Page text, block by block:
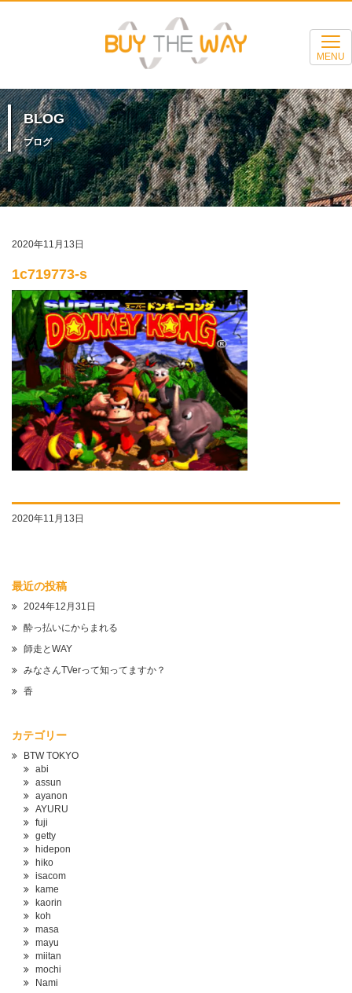
MENU
BLOG
ブログ
2020年11月13日
1c719773-s
2020年11月13日
最近の投稿
2024年12月31日
酔っ払いにからまれる
師走とWAY
みなさんTVerって知ってますか？
香
カテゴリー
BTW TOKYO
abi
assun
ayanon
AYURU
fuji
getty
hidepon
hiko
isacom
kame
kaorin
koh
masa
mayu
miitan
mochi
Nami